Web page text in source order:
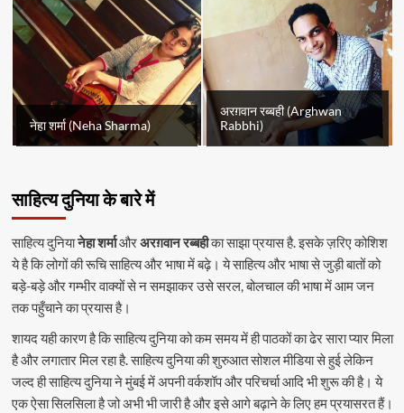
नेहा शर्मा (Neha Sharma)
अरग़वान रब्बही (Arghwan
Rabbhi)
साहित्य दुनिया के बारे में
साहित्य दुनियानेहा शर्माऔरअरग़वान रब्बहीका साझा प्रयास है. इसके ज़रिए कोशिश
ये है कि लोगों की रूचि साहित्य और भाषा में बढ़े। ये साहित्य और भाषा से जुड़ी बातों को
बड़े-बड़े और गम्भीर वाक्यों से न समझाकर उसे सरल, बोलचाल की भाषा में आम जन
तक पहुँचाने का प्रयास है।
शायद यही कारण है कि साहित्य दुनिया को कम समय में ही पाठकों का ढेर सारा प्यार मिला
है और लगातार मिल रहा है. साहित्य दुनिया की शुरुआत सोशल मीडिया से हुई लेकिन
जल्द ही साहित्य दुनिया ने मुंबई में अपनी वर्कशॉप और परिचर्चा आदि भी शुरू की है। ये
एक ऐसा सिलसिला है जो अभी भी जारी है और इसे आगे बढ़ाने के लिए हम प्रयासरत हैं।